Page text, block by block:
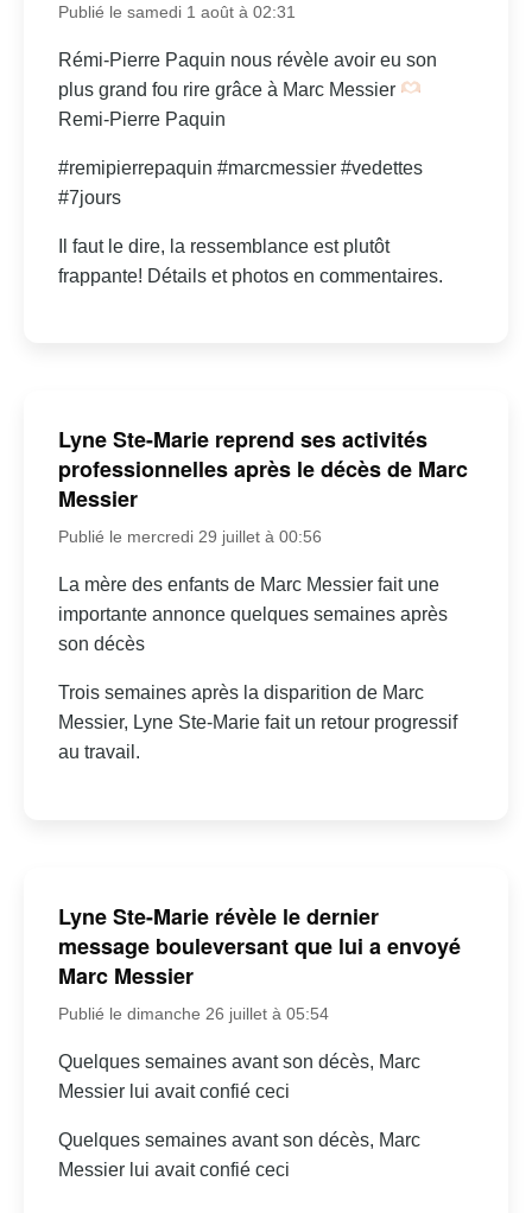
Publié le samedi 1 août à 02:31
Rémi-Pierre Paquin nous révèle avoir eu son
plus grand fou rire grâce à Marc Messier
Remi-Pierre Paquin
#remipierrepaquin #marcmessier #vedettes
#7jours
Il faut le dire, la ressemblance est plutôt
frappante! Détails et photos en commentaires.
Lyne Ste-Marie reprend ses activités
professionnelles après le décès de Marc
Messier
Publié le mercredi 29 juillet à 00:56
La mère des enfants de Marc Messier fait une
importante annonce quelques semaines après
son décès
Trois semaines après la disparition de Marc
Messier, Lyne Ste-Marie fait un retour progressif
au travail.
Lyne Ste-Marie révèle le dernier
message bouleversant que lui a envoyé
Marc Messier
Publié le dimanche 26 juillet à 05:54
Quelques semaines avant son décès, Marc
Messier lui avait confié ceci
Quelques semaines avant son décès, Marc
Messier lui avait confié ceci